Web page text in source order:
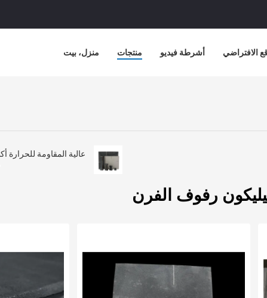
منزل، بيت منتجات أشرطة فيديو الافتراضي
رفوف الفرن